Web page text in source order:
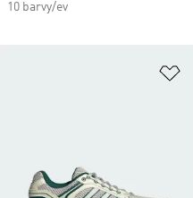
10 barvy/ev